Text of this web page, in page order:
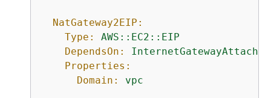
NatGateway2EIP:
Type:
AWS::EC2::EIP
DependsOn:
Properties:
Domain:
vpc